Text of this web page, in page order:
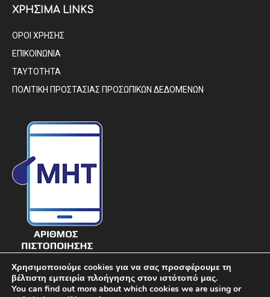
ΧΡΗΣΙΜΑ LINKS
ΟΡΟΙ ΧΡΗΣΗΣ
ΕΠΙΚΟΙΝΩΝΙΑ
ΤΑΥΤΟΤΗΤΑ
ΠΟΛΙΤΙΚΗ ΠΡΟΣΤΑΣΙΑΣ ΠΡΟΣΩΠΙΚΩΝ ΔΕΔΟΜΕΝΩΝ
Χρησιμοποιούμε cookies για να σας προσφέρουμε τη
βέλτιστη εμπειρία πλοήγησης στον ιστότοπό μας.
You can find out more about which cookies we are using or